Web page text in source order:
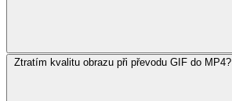
Ztratím kvalitu obrazu při převodu GIF do MP4?